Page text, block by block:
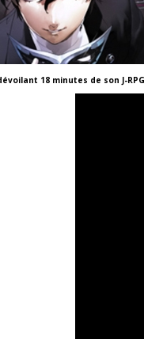
18 minutes de son J-